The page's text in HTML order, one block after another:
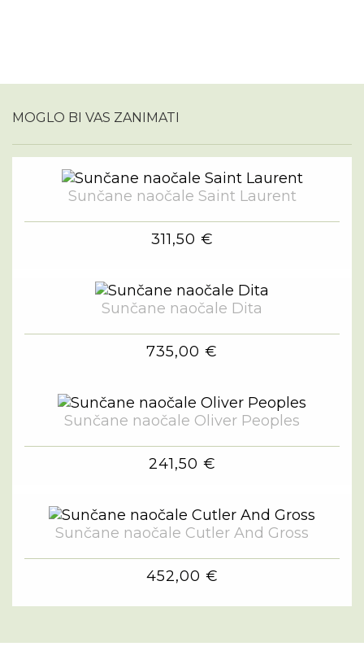
MOGLO BI VAS ZANIMATI
Sunčane naočale Saint Laurent
311,50 €
Sunčane naočale Dita
735,00 €
Sunčane naočale Oliver Peoples
241,50 €
Sunčane naočale Cutler And Gross
452,00 €